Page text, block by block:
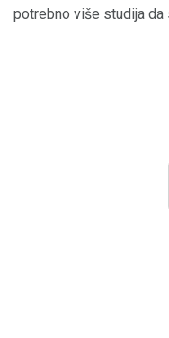
potrebno više studija da